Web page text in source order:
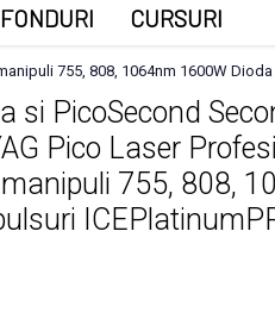
CURSURI
755, 808, 1064nm 1600W
si PicoSecond
Pico Laser
755, 808,